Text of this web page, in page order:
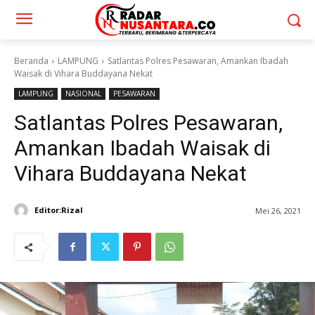
Beranda LAMPUNG
Satlantas Polres Pesawaran, Amankan Ibadah
Waisak di Vihara Buddayana Nekat
LAMPUNG NASIONAL PESAWARAN
Satlantas Polres Pesawaran,
Amankan Ibadah Waisak di
Vihara Buddayana Nekat
Editor:Rizal Mei 26, 2021